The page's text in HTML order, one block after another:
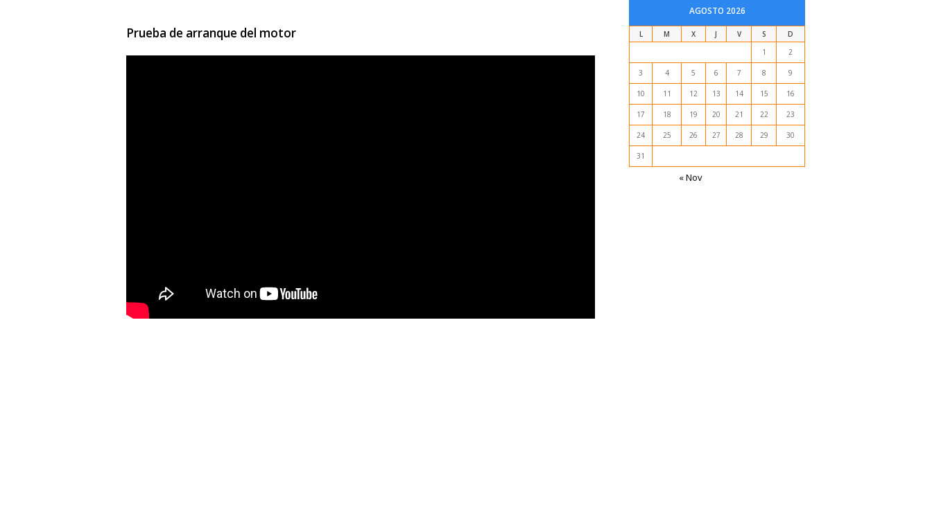
Prueba de arranque del motor
AGOSTO 2026
L M X J V S
D
1
2
3 4 5 6 7 8 9
10 11 12 13 14 15 16
17 18 19 20 21 22 23
24 25 26 27 28 29 30
31
« Nov